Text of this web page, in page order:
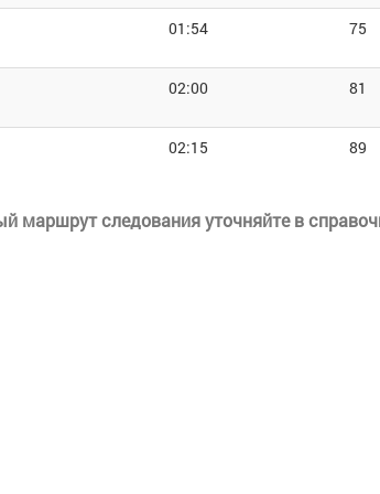
01:54 75
02:00 81
02:15 89
маршрут следования уточняйте в